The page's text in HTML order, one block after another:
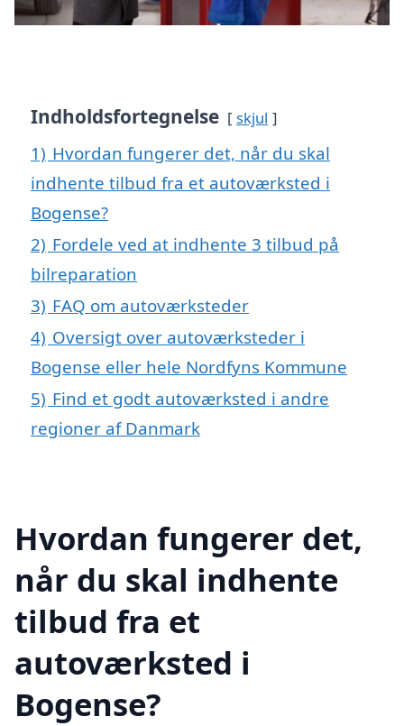
Indholdsfortegnelse skjul
1) Hvordan fungerer det, når du skal
indhente tilbud fra et autoværksted i
Bogense?
2) Fordele ved at indhente 3 tilbud på
bilreparation
3) FAQ om autoværksteder
4) Oversigt over autoværksteder i
Bogense eller hele Nordfyns Kommune
5) Find et godt autoværksted i andre
regioner af Danmark
Hvordan fungerer det,
når du skal indhente
tilbud fra et
autoværksted i
Bogense?